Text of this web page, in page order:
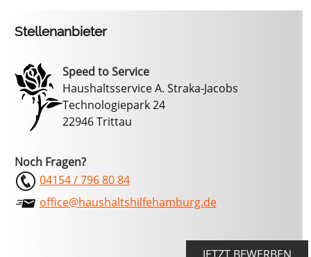
Stellenanbieter
Speed to Service
Haushaltsservice A. Straka-Jacobs
Technologiepark 24
22946 Trittau
Noch Fragen?
04154 / 796 80 84
office@haushaltshilfehamburg.de
JETZT BEWERBEN